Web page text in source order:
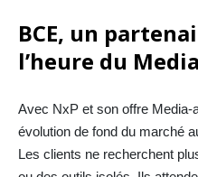
BCE, un
l’heure du
Avec NxP et son offre
évolution de fond du marché
Les clients ne recherchent